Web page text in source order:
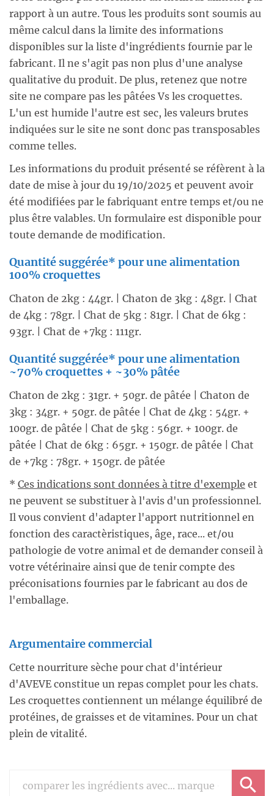
rapport à un autre. Tous les produits sont soumis au
même calcul dans la limite des informations
disponibles sur la liste d'ingrédients fournie par le
fabricant. Il ne s'agit pas non plus d'une analyse
qualitative du produit. De plus, retenez que notre
site ne compare pas les pâtées Vs les croquettes.
L'un est humide l'autre est sec, les valeurs brutes
indiquées sur le site ne sont donc pas transposables
comme telles.
Les informations du produit présenté se réfèrent à la
date de mise à jour du 19/10/2025 et peuvent avoir
été modifiées par le fabriquant entre temps et/ou ne
plus être valables. Un formulaire est disponible pour
toute demande de modification.
Quantité suggérée* pour une alimentation
100% croquettes
Chaton de 2kg : 44gr. | Chaton de 3kg : 48gr. | Chat
de 4kg : 78gr. | Chat de 5kg : 81gr. | Chat de 6kg :
93gr. | Chat de +7kg : 111gr.
Quantité suggérée* pour une alimentation
~70% croquettes + ~30% pâtée
Chaton de 2kg : 31gr. + 50gr. de pâtée | Chaton de
3kg : 34gr. + 50gr. de pâtée | Chat de 4kg : 54gr. +
100gr. de pâtée | Chat de 5kg : 56gr. + 100gr. de
pâtée | Chat de 6kg : 65gr. + 150gr. de pâtée | Chat
de +7kg : 78gr. + 150gr. de pâtée
* Ces indications sont données à titre d'exemple et
ne peuvent se substituer à l'avis d'un professionnel.
Il vous convient d'adapter l'apport nutritionnel en
fonction des caractèristiques, âge, race... et/ou
pathologie de votre animal et de demander conseil à
votre vétérinaire ainsi que de tenir compte des
préconisations fournies par le fabricant au dos de
l'emballage.
Argumentaire commercial
Cette nourriture sèche pour chat d'intérieur
d'AVEVE constitue un repas complet pour les chats.
Les croquettes contiennent un mélange équilibré de
protéines, de graisses et de vitamines. Pour un chat
plein de vitalité.